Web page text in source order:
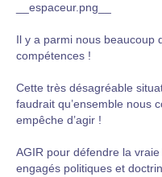
__espaceur.png__
Il y a parmi nous beaucoup
compétences !
Cette très désagréable
faudrait qu’ensemble nous
empêche d’agir !
AGIR pour défendre la
engagés politiques et